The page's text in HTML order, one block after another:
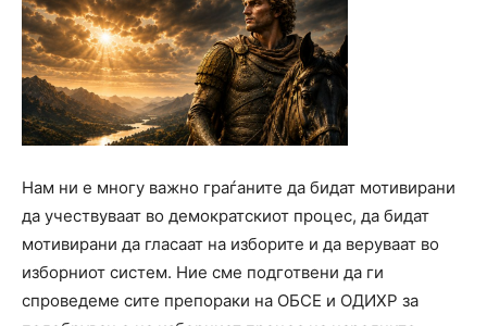
Нам ни е многу важно граѓаните да бидат мотивирани
да учествуваат во демократскиот процес, да бидат
мотивирани да гласаат на изборите и да веруваат во
изборниот систем. Ние сме подготвени да ги
спроведеме сите препораки на ОБСЕ и ОДИХР за